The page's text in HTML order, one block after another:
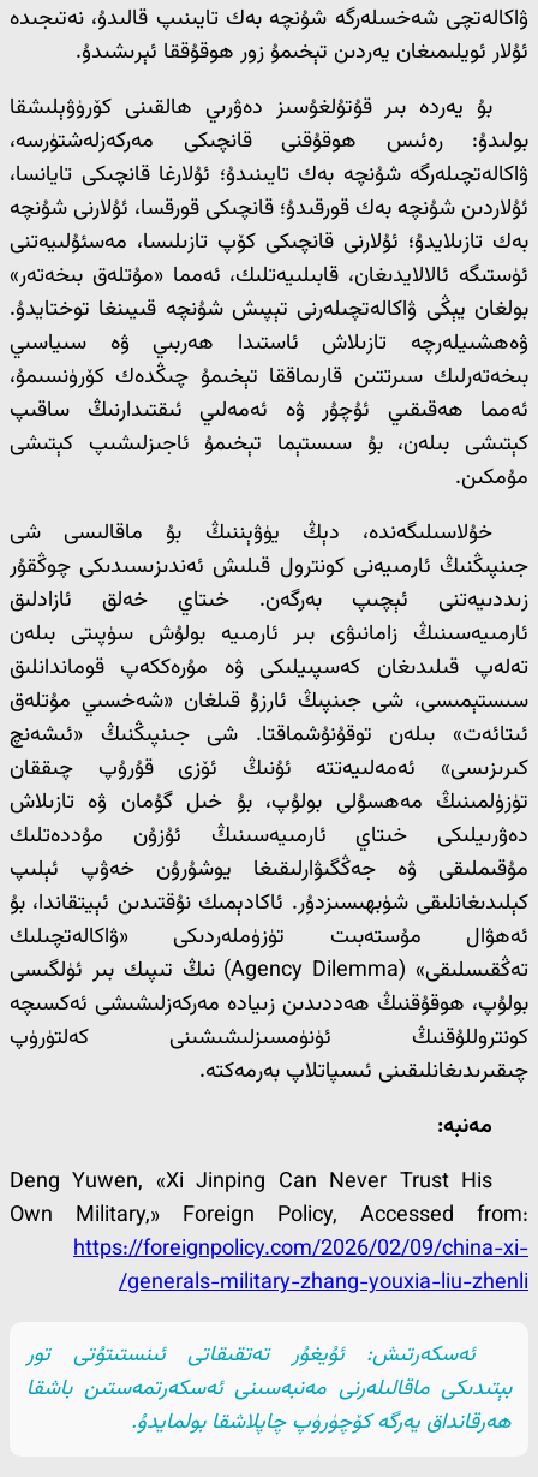
ۋاكالەتچى شەخسلەرگە شۇنچە بەك تايىنىپ قالىدۇ، نەتىجىدە
ئۇلار ئويلىمىغان يەردىن تېخىمۇ زور ھوقۇققا ئېرىشىدۇ.
بۇ يەردە بىر قۇتۇلغۇسىز دەۋرىي ھالقىنى كۆرۈۋېلىشقا
بولىدۇ: رەئىس ھوقۇقنى قانچىكى مەركەزلەشتۈرسە،
ۋاكالەتچىلەرگە شۇنچە بەك تايىنىدۇ؛ ئۇلارغا قانچىكى تايانسا،
ئۇلاردىن شۇنچە بەك قورقىدۇ؛ قانچىكى قورقسا، ئۇلارنى شۇنچە
بەك تازىلايدۇ؛ ئۇلارنى قانچىكى كۆپ تازىلىسا، مەسئۇلىيەتنى
ئۈستىگە ئالالايدىغان، قابىلىيەتلىك، ئەمما «مۇتلەق بىخەتەر»
بولغان يېڭى ۋاكالەتچىلەرنى تېپىش شۇنچە قىيىنغا توختايدۇ.
ۋەھشىيلەرچە تازىلاش ئاستىدا ھەربىي ۋە سىياسىي
بىخەتەرلىك سىرتتىن قارىماققا تېخىمۇ چىڭدەك كۆرۈنسىمۇ،
ئەمما ھەقىقىي ئۇچۇر ۋە ئەمەلىي ئىقتىدارنىڭ ساقىپ
كېتىشى بىلەن، بۇ سىستېما تېخىمۇ ئاجىزلىشىپ كېتىشى
مۇمكىن.
خۇلاسىلىگەندە، دېڭ يۈۋېننىڭ بۇ ماقالىسى شى
جىنپىڭنىڭ ئارمىيەنى كونترول قىلىش ئەندىزىسىدىكى چوڭقۇر
زىددىيەتنى ئېچىپ بەرگەن. خىتاي خەلق ئازادلىق
ئارمىيەسىنىڭ زامانىۋى بىر ئارمىيە بولۇش سۈپىتى بىلەن
تەلەپ قىلىدىغان كەسپىيلىكى ۋە مۇرەككەپ قوماندانلىق
سىستېمىسى، شى جىنپىڭ ئارزۇ قىلغان «شەخسىي مۇتلەق
ئىتائەت» بىلەن توقۇنۇشماقتا. شى جىنپىڭنىڭ «ئىشەنچ
كىرىزىسى» ئەمەلىيەتتە ئۇنىڭ ئۆزى قۇرۇپ چىققان
تۈزۈلمىنىڭ مەھسۇلى بولۇپ، بۇ خىل گۇمان ۋە تازىلاش
دەۋرىيلىكى خىتاي ئارمىيەسىنىڭ ئۇزۇن مۇددەتلىك
مۇقىملىقى ۋە جەڭگىۋارلىقىغا يوشۇرۇن خەۋپ ئېلىپ
كېلىدىغانلىقى شۈبھىسىزدۇر. ئاكادېمىك نۇقتىدىن ئېيتقاندا، بۇ
ئەھۋال مۇستەبىت تۈزۈملەردىكى «ۋاكالەتچىلىك
تەڭقىسلىقى» (Agency Dilemma) نىڭ تىپىك بىر ئۈلگىسى
بولۇپ، ھوقۇقنىڭ ھەددىدىن زىيادە مەركەزلىشىشى ئەكسىچە
كونتروللۇقنىڭ ئۈنۈمسىزلىشىشىنى كەلتۈرۈپ
چىقىرىدىغانلىقىنى ئىسپاتلاپ بەرمەكتە.
مەنبە:
Deng Yuwen, «Xi Jinping Can Never Trust His
Own Military,» Foreign Policy, Accessed from:
https://foreignpolicy.com/2026/02/09/china-xi-
generals-military-zhang-youxia-liu-zhenli/
ئەسكەرتىش: ئۇيغۇر تەتقىقاتى ئىنستىتۇتى تور
بېتىدىكى ماقالىلەرنى مەنبەسىنى ئەسكەرتمەستىن باشقا
ھەرقانداق يەرگە كۆچۈرۈپ چاپلاشقا بولمايدۇ.